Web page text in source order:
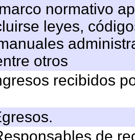
normativo
leyes,
otros
recibidos
de